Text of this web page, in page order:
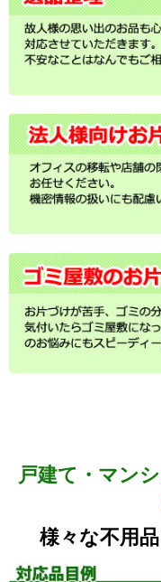
戸建て・マン
様々な不用